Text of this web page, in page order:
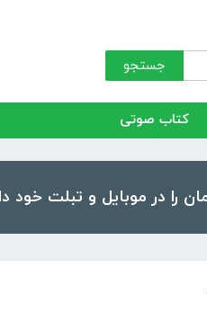
جستجو
کتاب صوتی